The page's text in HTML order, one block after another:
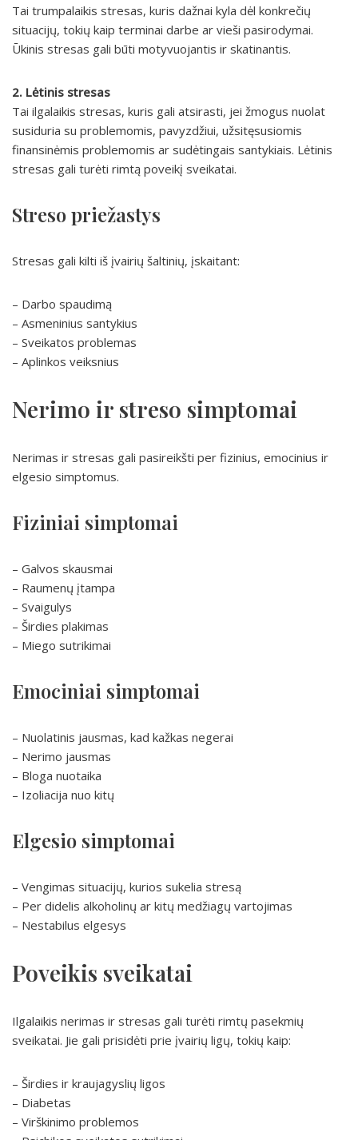
Tai trumpalaikis stresas, kuris dažnai kyla dėl konkrečių
situacijų, tokių kaip terminai darbe ar vieši pasirodymai.
Ūkinis stresas gali būti motyvuojantis ir skatinantis.
2. Lėtinis stresas
Tai ilgalaikis stresas, kuris gali atsirasti, jei žmogus nuolat
susiduria su problemomis, pavyzdžiui, užsitęsusiomis
finansinėmis problemomis ar sudėtingais santykiais. Lėtinis
stresas gali turėti rimtą poveikį sveikatai.
Streso priežastys
Stresas gali kilti iš įvairių šaltinių, įskaitant:
– Darbo spaudimą
– Asmeninius santykius
– Sveikatos problemas
– Aplinkos veiksnius
Nerimo ir streso simptomai
Nerimas ir stresas gali pasireikšti per fizinius, emocinius ir
elgesio simptomus.
Fiziniai simptomai
– Galvos skausmai
– Raumenų įtampa
– Svaigulys
– Širdies plakimas
– Miego sutrikimai
Emociniai simptomai
– Nuolatinis jausmas, kad kažkas negerai
– Nerimo jausmas
– Bloga nuotaika
– Izoliacija nuo kitų
Elgesio simptomai
– Vengimas situacijų, kurios sukelia stresą
– Per didelis alkoholinų ar kitų medžiagų vartojimas
– Nestabilus elgesys
Poveikis sveikatai
Ilgalaikis nerimas ir stresas gali turėti rimtų pasekmių
sveikatai. Jie gali prisidėti prie įvairių ligų, tokių kaip:
– Širdies ir kraujagyslių ligos
– Diabetas
– Virškinimo problemos